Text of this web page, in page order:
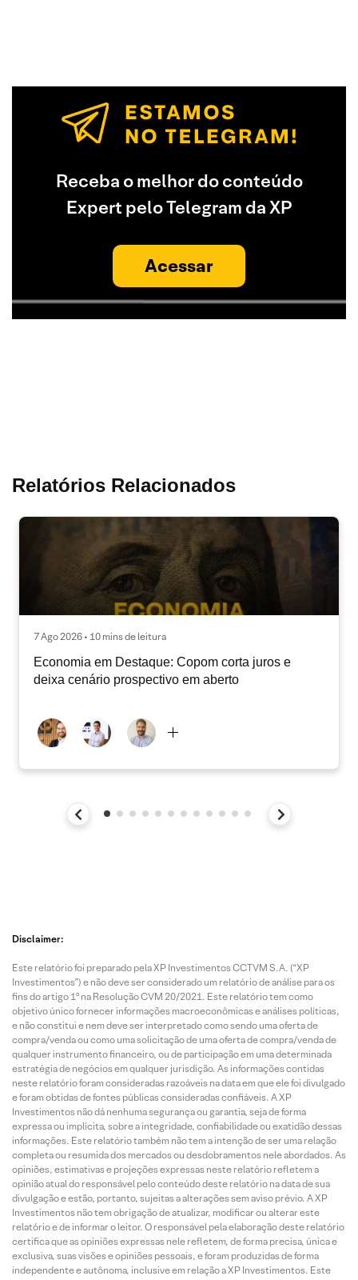
Receba o melhor do conteúdo
Expert pelo Telegram da XP
Acessar
Relatórios Relacionados
7 Ago 2026 • 10 mins de leitura
Economia em Destaque: Copom corta juros e
deixa cenário prospectivo em aberto
Disclaimer:
Este relatório foi preparado pela XP Investimentos CCTVM S.A. (“XP
Investimentos”) e não deve ser considerado um relatório de análise para os
fins do artigo 1º na Resolução CVM 20/2021. Este relatório tem como
objetivo único fornecer informações macroeconômicas e análises políticas,
e não constitui e nem deve ser interpretado como sendo uma oferta de
compra/venda ou como uma solicitação de uma oferta de compra/venda de
qualquer instrumento financeiro, ou de participação em uma determinada
estratégia de negócios em qualquer jurisdição. As informações contidas
neste relatório foram consideradas razoáveis na data em que ele foi divulgado
e foram obtidas de fontes públicas consideradas confiáveis. A XP
Investimentos não dá nenhuma segurança ou garantia, seja de forma
expressa ou implícita, sobre a integridade, confiabilidade ou exatidão dessas
informações. Este relatório também não tem a intenção de ser uma relação
completa ou resumida dos mercados ou desdobramentos nele abordados. As
opiniões, estimativas e projeções expressas neste relatório refletem a
opinião atual do responsável pelo conteúdo deste relatório na data de sua
divulgação e estão, portanto, sujeitas a alterações sem aviso prévio. A XP
Investimentos não tem obrigação de atualizar, modificar ou alterar este
relatório e de informar o leitor. O responsável pela elaboração deste relatório
certifica que as opiniões expressas nele refletem, de forma precisa, única e
exclusiva, suas visões e opiniões pessoais, e foram produzidas de forma
independente e autônoma, inclusive em relação a XP Investimentos. Este